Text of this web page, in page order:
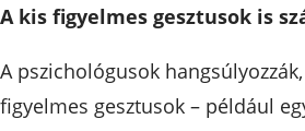
A kis figyelmes gesztusok is
A pszichológusok
figyelmes gesztusok – például